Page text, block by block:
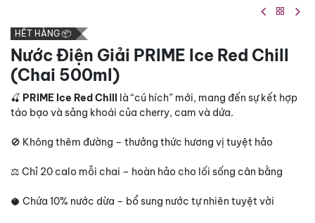
HẾT HÀNG 📦
Nước Điện Giải PRIME Ice Red Chill
(Chai 500ml)
🍒 PRIME Ice Red Chill là “cú hích” mới, mang đến sự kết hợp
táo bạo và sảng khoái của cherry, cam và dứa.
🚫 Không thêm đường – thưởng thức hương vị tuyệt hảo
⚖️ Chỉ 20 calo mỗi chai – hoàn hảo cho lối sống cân bằng
🥥 Chứa 10% nước dừa – bổ sung nước tự nhiên tuyệt vời